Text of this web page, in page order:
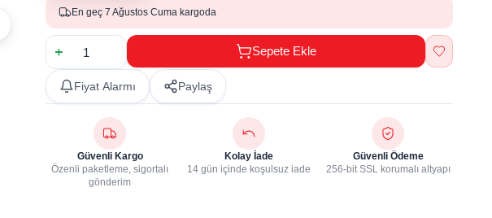
En geç 7 Ağustos Cuma kargoda
Sepete Ekle
Fiyat Alarmı Paylaş
Güvenli Kargo
Özenli paketleme, sigortalı
gönderim
Kolay İade
14 gün içinde koşulsuz iade
Güvenli Ödeme
256-bit SSL korumalı altyapı